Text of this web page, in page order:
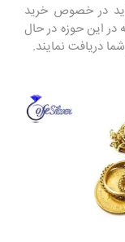
در خصوص خرید
در این حوزه در حال
دریافت نمایند.